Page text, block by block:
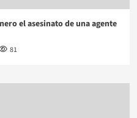
el asesinato de una agente
81